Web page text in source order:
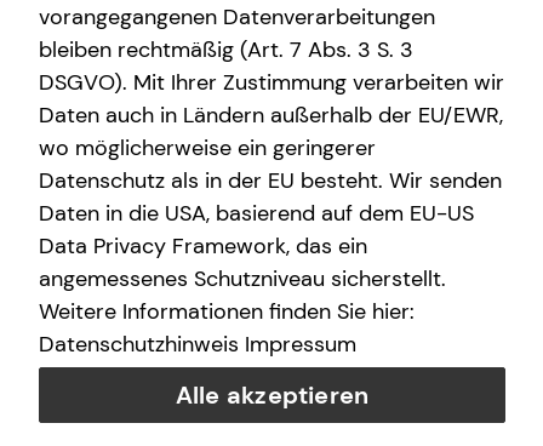
Das ist tecis
Wir sind tecis, die Finanzberatung deiner Generation –
und begleiten dich auf deinem Weg in eine finanziell
selbstbestimmte Zukunft.
vorangegangenen Datenverarbeitungen
bleiben rechtmäßig (Art. 7 Abs. 3 S. 3
DSGVO). Mit Ihrer Zustimmung verarbeiten wir
Daten auch in Ländern außerhalb der EU/EWR,
wo möglicherweise ein geringerer
Datenschutz als in der EU besteht. Wir senden
Daten in die USA, basierend auf dem EU-US
Data Privacy Framework, das ein
angemessenes Schutzniveau sicherstellt.
Weitere Informationen finden Sie hier:
Datenschutzhinweis Impressum
Alle akzeptieren